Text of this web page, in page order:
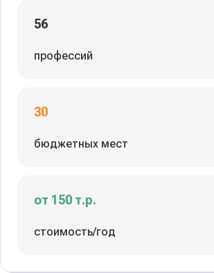
56
профессий
30
бюджетных мест
от 150 т.р.
стоимость/год